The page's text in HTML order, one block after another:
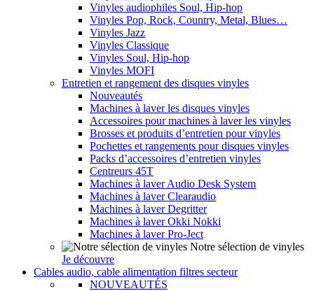
Vinyles audiophiles Soul, Hip-hop
Vinyles Pop, Rock, Country, Metal, Blues…
Vinyles Jazz
Vinyles Classique
Vinyles Soul, Hip-hop
Vinyles MOFI
Entretien et rangement des disques vinyles
Nouveautés
Machines à laver les disques vinyles
Accessoires pour machines à laver les vinyles
Brosses et produits d’entretien pour vinyles
Pochettes et rangements pour disques vinyles
Packs d’accessoires d’entretien vinyles
Centreurs 45T
Machines à laver Audio Desk System
Machines à laver Clearaudio
Machines à laver Degritter
Machines à laver Okki Nokki
Machines à laver Pro-Ject
Notre sélection de vinyles
Je découvre
Cables audio, cable alimentation filtres secteur
NOUVEAUTÉS